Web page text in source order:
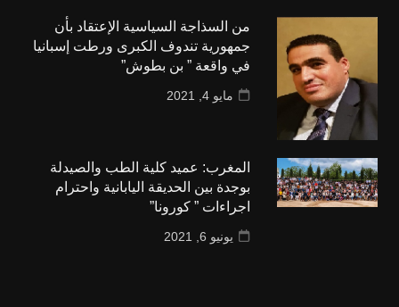
من السذاجة السياسية الإعتقاد بأن
جمهورية تندوف الكبرى ورطت إسبانيا
في واقعة ” بن بطوش”
مايو 4, 2021
المغرب: عميد كلية الطب والصيدلة
بوجدة بين الحديقة اليابانية واحترام
اجراءات ” كورونا”
يونيو 6, 2021